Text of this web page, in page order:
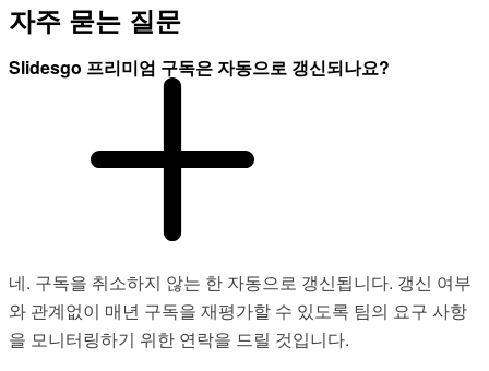
자주 묻는 질문
Slidesgo 프리미엄 구독은 자동으로 갱신되나요?
네. 구독을 취소하지 않는 한 자동으로 갱신됩니다. 갱신 여부
와 관계없이 매년 구독을 재평가할 수 있도록 팀의 요구 사항
을 모니터링하기 위한 연락을 드릴 것입니다.